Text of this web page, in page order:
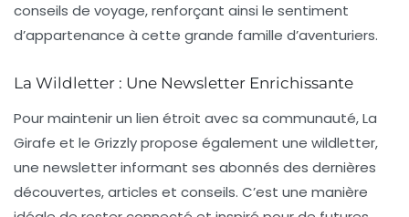
conseils de voyage, renforçant ainsi le sentiment
d’appartenance à cette grande famille d’aventuriers.
La Wildletter : Une Newsletter Enrichissante
Pour maintenir un lien étroit avec sa communauté, La
Girafe et le Grizzly propose également une wildletter,
une newsletter informant ses abonnés des dernières
découvertes, articles et conseils. C’est une manière